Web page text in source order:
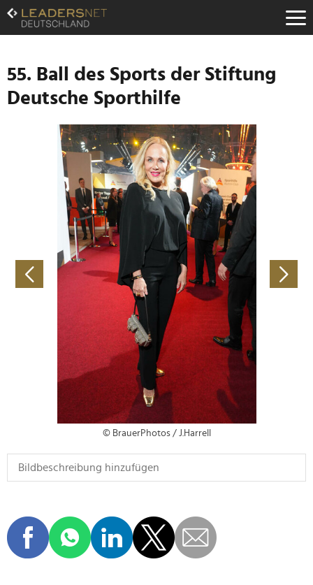
Zum
Inhalt
Zur
Navigation
Zur
Hauptnavigation
55. Ball des Sports der Stiftung
Deutsche Sporthilfe
© BrauerPhotos / J.Harrell